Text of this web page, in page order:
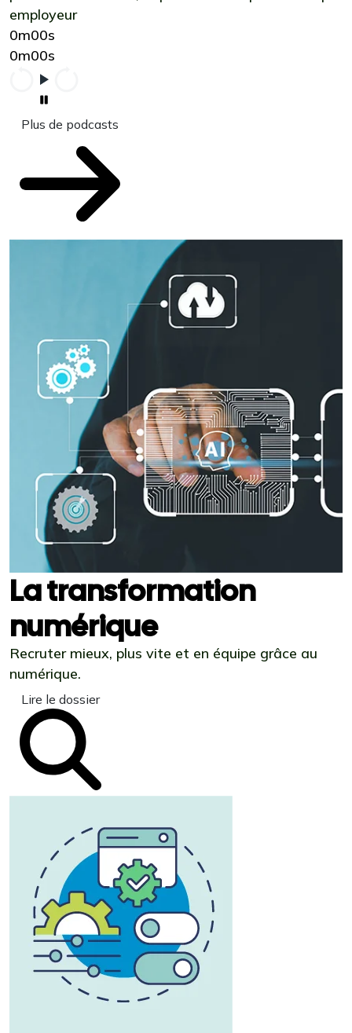
employeur
0m00s
0m00s
Plus de podcasts
La transformation
numérique
Recruter mieux, plus vite et en équipe grâce au
numérique.
Lire le dossier